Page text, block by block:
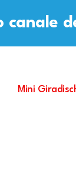
canale
Mini